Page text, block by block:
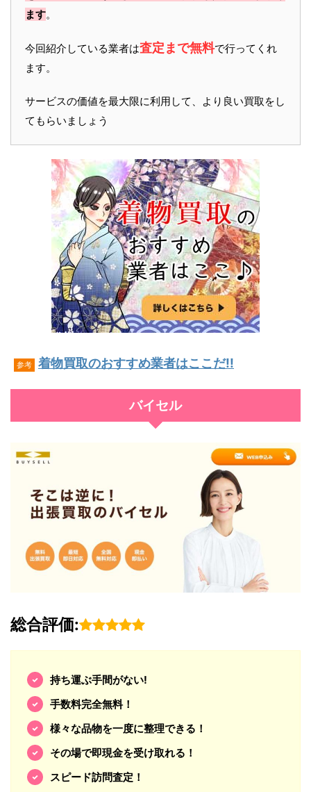
ます。
今回紹介している業者は査定まで無料で行ってくれ
ます。
サービスの価値を最大限に利用して、より良い買取をし
てもらいましょう
参考 着物買取のおすすめ業者はここだ!!
バイセル
総合評価:
持ち運ぶ手間がない!
手数料完全無料！
様々な品物を一度に整理できる！
その場で即現金を受け取れる！
スピード訪問査定！